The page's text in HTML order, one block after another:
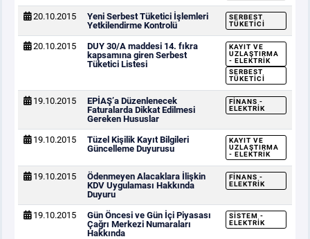
20.10.2015
Yeni Serbest Tüketici İşlemleri
Yetkilendirme Kontrolü
SERBEST
TÜKETICI
20.10.2015
DUY 30/A maddesi 14. fıkra
kapsamına giren Serbest
Tüketici Listesi
KAYIT VE
UZLAŞTIRMA
- ELEKTRIK
SERBEST
TÜKETICI
19.10.2015
EPİAŞ’a Düzenlenecek
Faturalarda Dikkat Edilmesi
Gereken Hususlar
FINANS -
ELEKTRIK
19.10.2015
Tüzel Kişilik Kayıt Bilgileri
Güncelleme Duyurusu
KAYIT VE
UZLAŞTIRMA
- ELEKTRIK
19.10.2015
Ödenmeyen Alacaklara İlişkin
KDV Uygulaması Hakkında
Duyuru
FINANS -
ELEKTRIK
19.10.2015
Gün Öncesi ve Gün İçi Piyasası
Çağrı Merkezi Numaraları
Hakkında
SISTEM -
ELEKTRIK